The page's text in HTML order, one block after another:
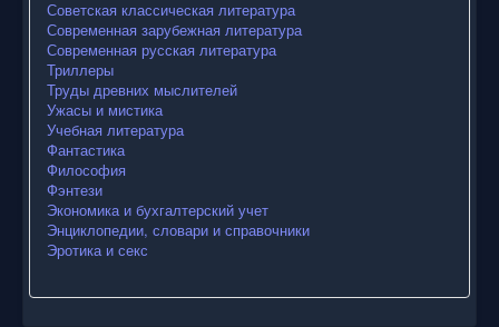
Советская классическая литература
Современная зарубежная литература
Современная русская литература
Триллеры
Труды древних мыслителей
Ужасы и мистика
Учебная литература
Фантастика
Философия
Фэнтези
Экономика и бухгалтерский учет
Энциклопедии, словари и справочники
Эротика и секс